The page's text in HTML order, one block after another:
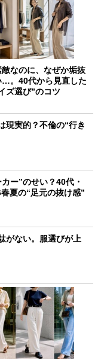
敵なのに、なぜか垢抜
…。40代から見直した
ズ選び”のコツ
現実的？不倫の“行き
ー”のせい？40代・
夏の“足元の抜け感”
がない。服選びが上